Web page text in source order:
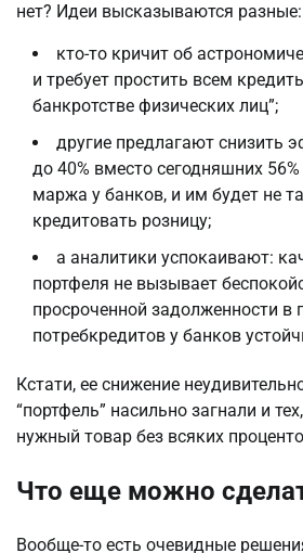
нет? Идеи высказываются разные:
кто-то кричит об
и требует простить всем
банкротстве физических лиц”;
другие предлагают снизить
до 40% вместо сегодняшних
маржа у банков, и им будет не
кредитовать розницу;
а аналитики успокаивают:
портфеля не вызывает
просроченной задолженности в
потребкредитов у банков
Кстати, ее снижение
“портфель” насильно загнали и
нужный товар без всяких
Что еще можно
Вообще-то есть очевидные